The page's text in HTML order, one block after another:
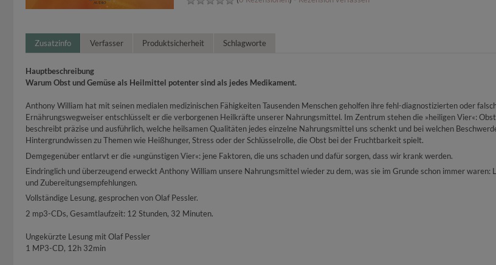
Zusatzinfo Verfasser Produktsicherheit Schlagworte
Hauptbeschreibung
Warum Obst und Gemüse als Heilmittel potenter sind als jedes Medikament.
Anthony William hat mit seinen medialen medizinischen Fähigkeiten Tausenden Menschen geholfen ihre fehl-diagnostizierten oder
Ernährungswegweiser entschlüsselt er die verborgenen Heilkräfte unserer Nahrungsmittel. Im Zentrum stehen die »heiligen Vier«:
beschreibt präzise und ausführlich, welche heilsamen Qualitäten jedes einzelne Nahrungsmittel uns schenkt und bei welchen
Hintergrundwissen zu Themen wie Heißhunger, Stress oder der Schlüsselrolle, die Obst bei der Fruchtbarkeit spielt.
Demgegenüber entlarvt er die »ungünstigen Vier«: jene Faktoren, die uns schaden und dafür sorgen, dass wir krank werden.
Eindringlich und überzeugend erweckt Anthony William unsere Nahrungsmittel wieder zu dem, was sie im Grunde schon immer
und Zubereitungsempfehlungen.
Vollständige Lesung, gesprochen von Olaf Pessler.
2 mp3-CDs, Gesamtlaufzeit: 12 Stunden, 32 Minuten.
Ungekürzte Lesung mit Olaf Pessler
1 MP3-CD, 12h 32min